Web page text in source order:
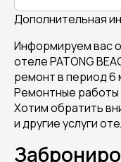
Дополнительная
Информируем вас
отеле PATONG
ремонт в период 6
Ремонтные работы
Хотим обратить
и другие услуги